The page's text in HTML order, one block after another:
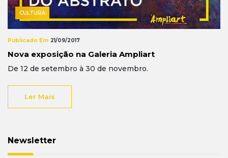
CULTURA
Publicado Em 21/09/2017
Nova exposição na Galeria Ampliart
De 12 de setembro à 30 de novembro.
Ler Mais
Newsletter